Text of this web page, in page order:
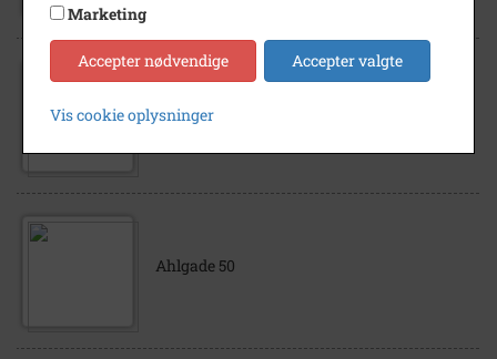
Ahlgade 50
Ahlgade 50
Marketing
Accepter nødvendige Accepter valgte
Vis cookie oplysninger